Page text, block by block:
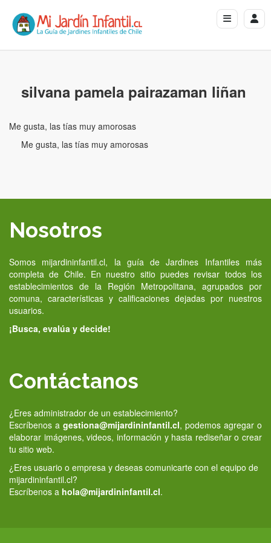
silvana pamela pairazaman liñan
Me gusta, las tías muy amorosas
Me gusta, las tías muy amorosas
Nosotros
Somos mijardininfantil.cl, la guía de Jardines Infantiles más
completa de Chile. En nuestro sitio puedes revisar todos los
establecimientos de la Región Metropolitana, agrupados por
comuna, características y calificaciones dejadas por nuestros
usuarios.
¡Busca, evalúa y decide!
Contáctanos
¿Eres administrador de un establecimiento?
Escríbenos a gestiona@mijardininfantil.cl, podemos agregar o
elaborar imágenes, videos, información y hasta rediseñar o crear
tu sitio web.
¿Eres usuario o empresa y deseas comunicarte con el equipo de
mijardininfantil.cl?
Escríbenos a hola@mijardininfantil.cl.